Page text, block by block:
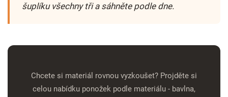
šuplíku všechny tři a sáhněte podle dne.
Chcete si materiál rovnou vyzkoušet? Projděte si
celou nabídku ponožek podle materiálu - bavlna,